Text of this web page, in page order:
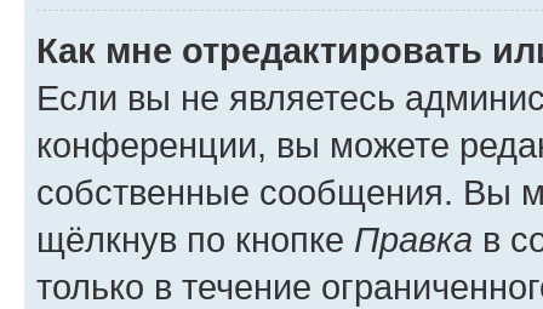
Как мне отредактировать
Если вы не являетесь
конференции, вы можете
собственные сообщения. Вы
щёлкнув по кнопке Правка в
только в течение